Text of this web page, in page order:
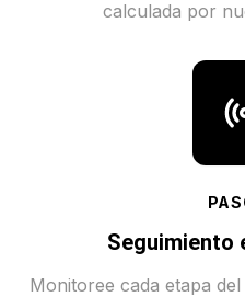
calculada por
Seguimiento
Monitoree cada etapa